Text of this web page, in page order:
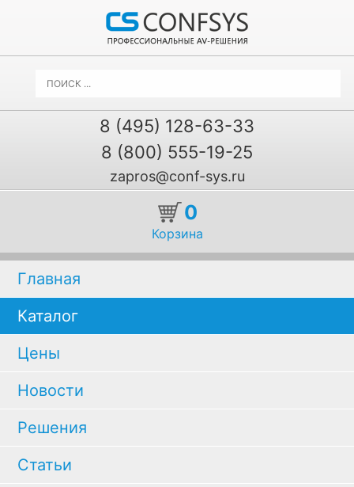
8 (495) 128-63-33
8 (800) 555-19-25
zapros@conf-sys.ru
0
Корзина
Главная
Каталог
Цены
Новости
Решения
Статьи